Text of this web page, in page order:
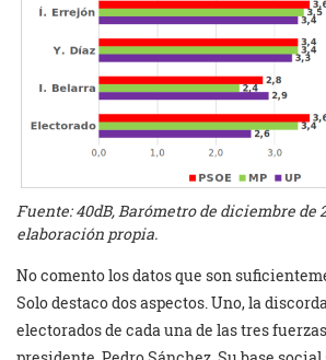
Fuente: 40dB, Barómetro de diciembre de
elaboración propia.
No comento los datos que son
Solo destaco dos aspectos. Uno, la
electorados de cada una de las tres